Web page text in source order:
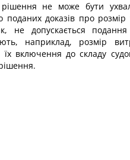
не може бути
поданих доказів про
не допускається
наприклад, розмір
їх включення до складу